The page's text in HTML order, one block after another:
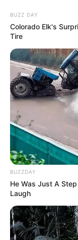
BUZZ DAY
Colorado Elk's
Tire
BUZZDAY
He Was Just A
Laugh